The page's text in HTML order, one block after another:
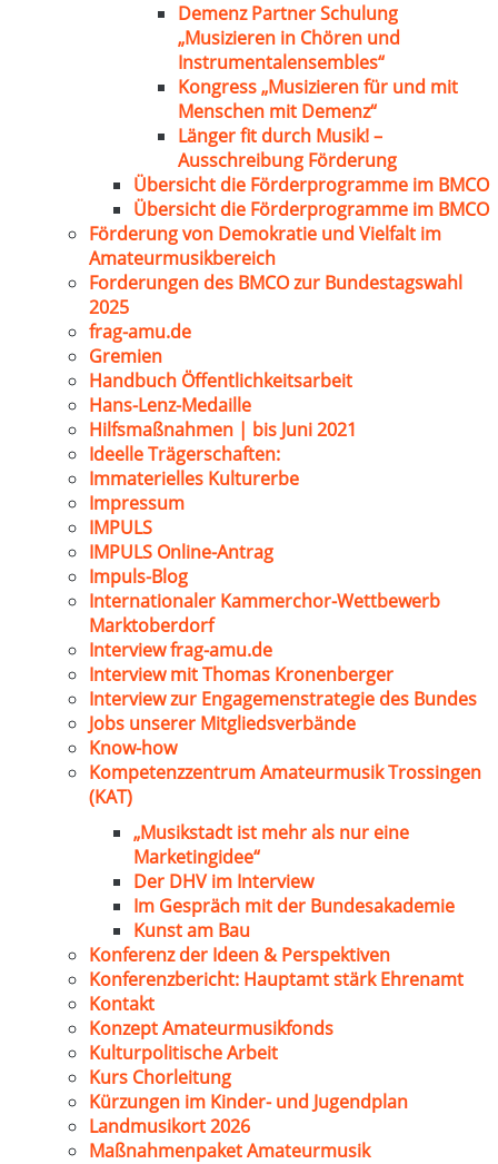
Demenz Partner Schulung
„Musizieren in Chören und
Instrumentalensembles“
Kongress „Musizieren für und mit
Menschen mit Demenz“
Länger fit durch Musik! –
Ausschreibung Förderung
Übersicht die Förderprogramme im BMCO
Übersicht die Förderprogramme im BMCO
Förderung von Demokratie und Vielfalt im
Amateurmusikbereich
Forderungen des BMCO zur Bundestagswahl
2025
frag-amu.de
Gremien
Handbuch Öffentlichkeitsarbeit
Hans-Lenz-Medaille
Hilfsmaßnahmen | bis Juni 2021
Ideelle Trägerschaften:
Immaterielles Kulturerbe
Impressum
IMPULS
IMPULS Online-Antrag
Impuls-Blog
Internationaler Kammerchor-Wettbewerb
Marktoberdorf
Interview frag-amu.de
Interview mit Thomas Kronenberger
Interview zur Engagemenstrategie des Bundes
Jobs unserer Mitgliedsverbände
Know-how
Kompetenzzentrum Amateurmusik Trossingen
(KAT)
„Musikstadt ist mehr als nur eine
Marketingidee“
Der DHV im Interview
Im Gespräch mit der Bundesakademie
Kunst am Bau
Konferenz der Ideen & Perspektiven
Konferenzbericht: Hauptamt stärk Ehrenamt
Kontakt
Konzept Amateurmusikfonds
Kulturpolitische Arbeit
Kurs Chorleitung
Kürzungen im Kinder- und Jugendplan
Landmusikort 2026
Maßnahmenpaket Amateurmusik